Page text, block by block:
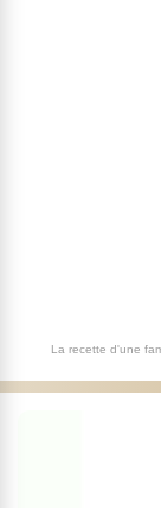
La recette d'une